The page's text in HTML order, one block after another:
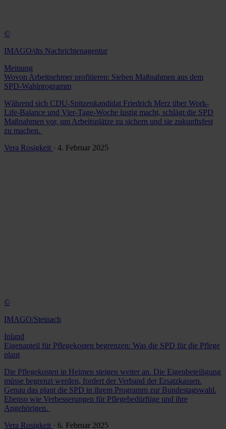
©
IMAGO/dts Nachrichtenagentur
Meinung
Wovon Arbeitnehmer profitieren: Sieben Maßnahmen aus dem
SPD-Wahlprogramm
Während sich CDU-Spitzenkandidat Friedrich Merz über Work-
Life-Balance und Vier-Tage-Woche lustig macht, schlägt die SPD
Maßnahmen vor, um Arbeitsplätze zu sichern und sie zukunftsfest
zu machen.
Vera Rosigkeit · 4. Februar 2025
©
IMAGO/Steinach
Inland
Eigenanteil für Pflegekosten begrenzen: Was die SPD für die Pflege
plant
Die Pflegekosten in Heimen steigen weiter an. Die Eigenbeteiligung
müsse begrenzt werden, fordert der Verband der Ersatzkassen.
Genau das plant die SPD in ihrem Programm zur Bundestagswahl.
Ebenso wie Verbesserungen für Pflegebedürftige und ihre
Angehörigen.
Vera Rosigkeit · 6. Februar 2025